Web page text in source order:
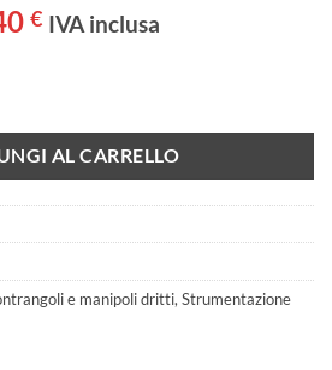
€.
€Il
146,40 €.
IVA inclusa
AL CARRELLO
e manipoli dritti,Strumentazione